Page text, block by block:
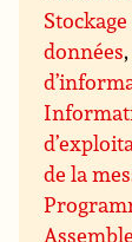
données,
de la